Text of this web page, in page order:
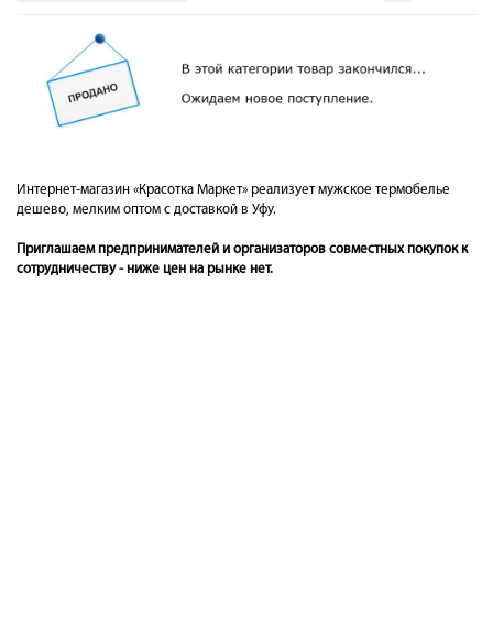
Интернет-магазин «Красотка Маркет» реализует мужское термобелье
дешево, мелким оптом с доставкой в Уфу.
Приглашаем предпринимателей и организаторов совместных покупок к
сотрудничеству - ниже цен на рынке нет.